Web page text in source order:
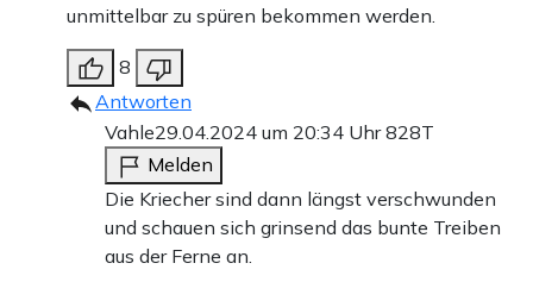
unmittelbar zu spüren bekommen werden.
8
Antworten
Vahle29.04.2024 um 20:34 Uhr828T
Melden
Die Kriecher sind dann längst verschwunden
und schauen sich grinsend das bunte Treiben
aus der Ferne an.